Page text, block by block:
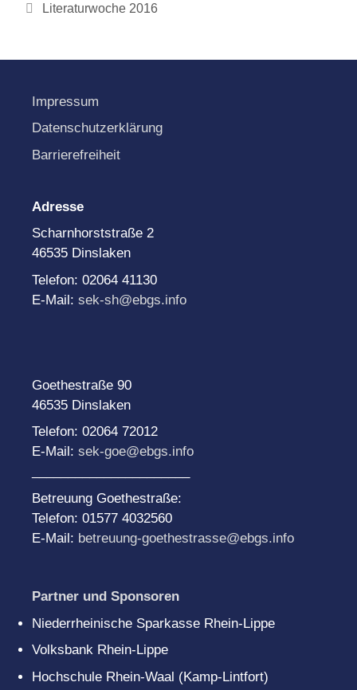
Literaturwoche 2016
Impressum
Datenschutzerklärung
Barrierefreiheit
Adresse
Scharnhorststraße 2
46535 Dinslaken
Telefon: 02064 41130
E-Mail: sek-sh@ebgs.info
Goethestraße 90
46535 Dinslaken
Telefon: 02064 72012
E-Mail: sek-goe@ebgs.info
Betreuung Goethestraße:
Telefon: 01577 4032560
E-Mail: betreuung-goethestrasse@ebgs.info
Partner und Sponsoren
Niederrheinische Sparkasse Rhein-Lippe
Volksbank Rhein-Lippe
Hochschule Rhein-Waal (Kamp-Lintfort)